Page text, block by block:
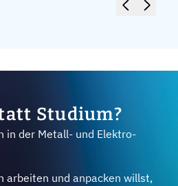
Studium?
in der Metall- und Elektro-
arbeiten und anpacken willst,